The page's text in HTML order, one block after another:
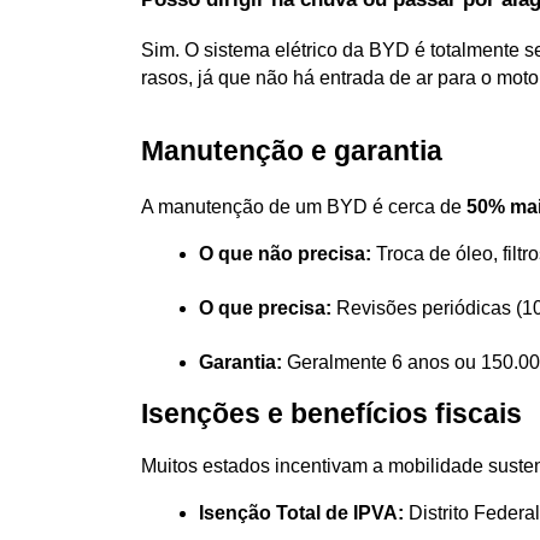
Sim. O sistema elétrico da BYD é totalmente
rasos, já que não há entrada de ar para o
Manutenção e garantia
A manutenção de um BYD é cerca de 50%
O que não precisa: Troca de óleo,
O que precisa: Revisões periódicas
Garantia: Geralmente 6 anos ou
Isenções e benefícios fiscais
Muitos estados incentivam a mobilidade
Isenção Total de IPVA: Distrito